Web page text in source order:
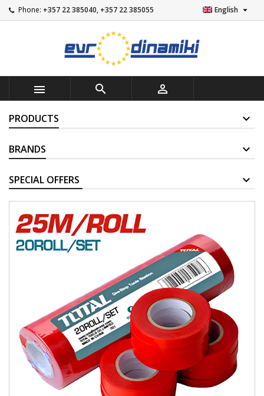
Phone: +357 22 385040, +357 22 385055 English 
  
PRODUCTS
BRANDS